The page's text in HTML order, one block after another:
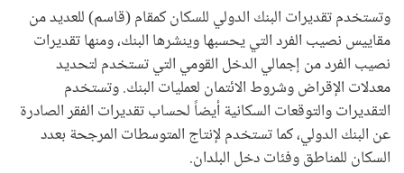
وتستخدم تقديرات البنك الدولي للسكان كمقام (قاسم) للعديد من
مقاييس نصيب الفرد التي يحسبها وينشرها البنك، ومنها تقديرات
نصيب الفرد من إجمالي الدخل القومي التي تستخدم لتحديد
معدلات الإقراض وشروط الائتمان لعمليات البنك. وتستخدم
التقديرات والتوقعات السكانية أيضاً لحساب تقديرات الفقر الصادرة
عن البنك الدولي، كما تستخدم لإنتاج المتوسطات المرجحة بعدد
السكان للمناطق وفئات دخل البلدان.